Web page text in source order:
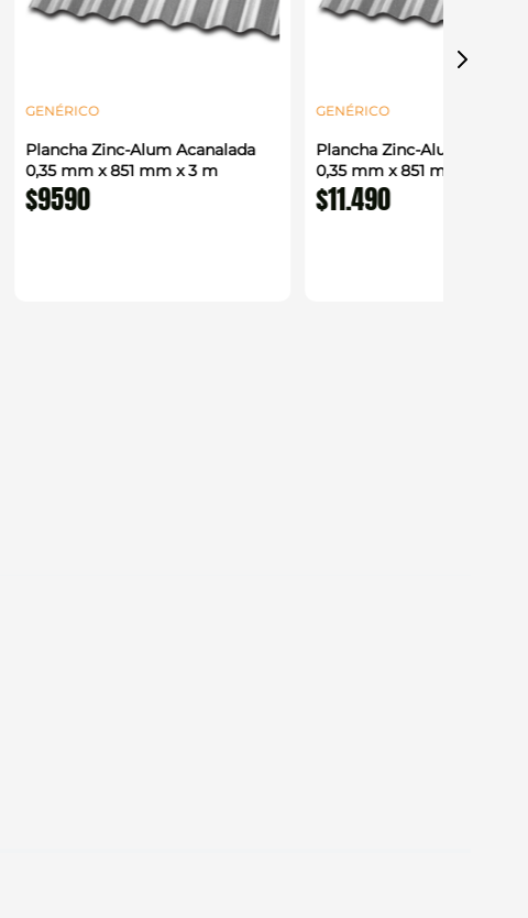
GENÉRICO
Plancha Zinc-Alum Acanalada
0,35 mm x 851 mm x 3 m
$9590
GENÉRICO
Plancha Zinc-Alum
0,35 mm x 851 mm x 3,66
$11.490